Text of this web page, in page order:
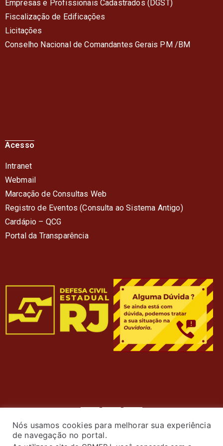
Empresas e Profissionais Cadastrados (DGST)
Fiscalização de Edificações
Licitações
Conselho Nacional de Comandantes Gerais PM /BM
Acesso
Intranet
Webmail
Marcação de Consultas Web
Registro de Eventos (Consulta ao Sistema Antigo)
Cardápio – QCG
Portal da Transparência
Nós usamos cookies para melhorar sua experiência
de navegação no portal.